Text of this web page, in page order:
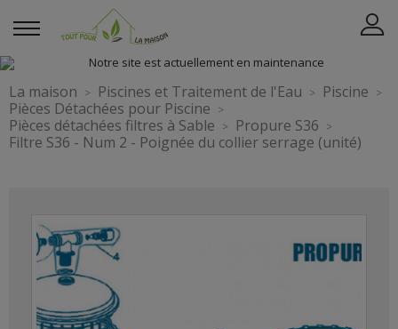
La maison Piscines et Traitement de l'Eau
Piscine
Pièces Détachées pour Piscine
Pièces détachées filtres à Sable
Propure S36
Filtre S36 - Num 2 - Poignée du collier serrage (unité)